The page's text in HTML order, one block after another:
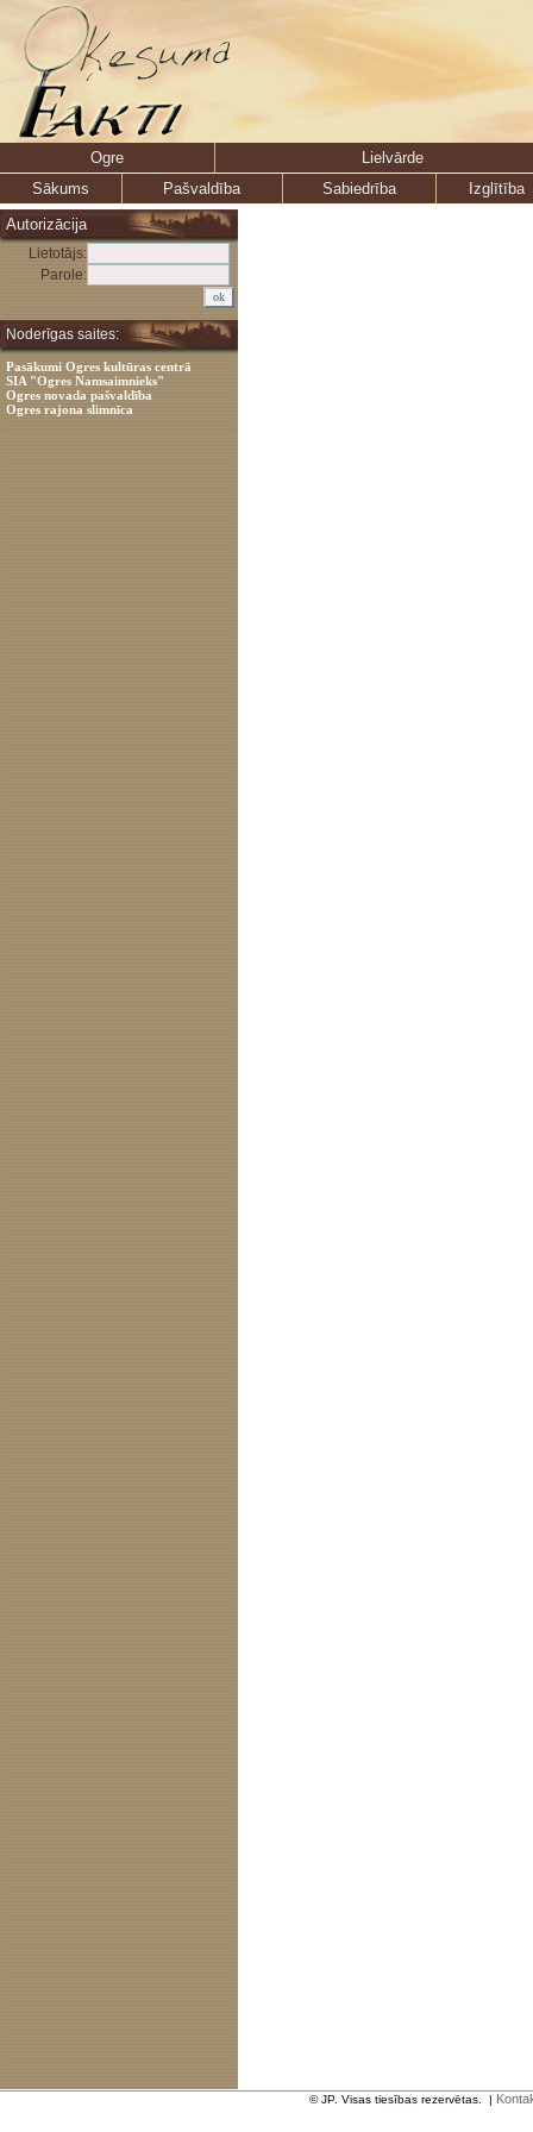
Ogre
Lielvārde
Sākums
Pašvaldība Sabiedrība
Izglītība
Autorizācija
Lietotājs:
Parole:
Noderīgas saites:
Pasākumi Ogres kultūras centrā
SIA "Ogres Namsaimnieks"
Ogres novada pašvaldība
Ogres rajona slimnīca
© JP. Visas tiesības rezervētas. |